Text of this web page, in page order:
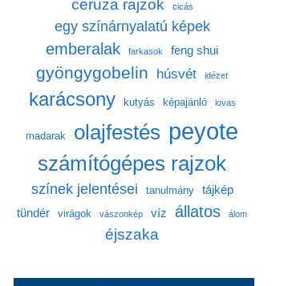
ceruza rajzok cicás
egy színárnyalatú képek
emberalak farkasok feng shui
gyöngygobelin húsvét idézet
karácsony kutyás képajánló lovas
madarak olajfestés peyote
számítógépes rajzok
színek jelentései tanulmány
tájkép
tündér
virágok vászonkép víz állatos álom
éjszaka